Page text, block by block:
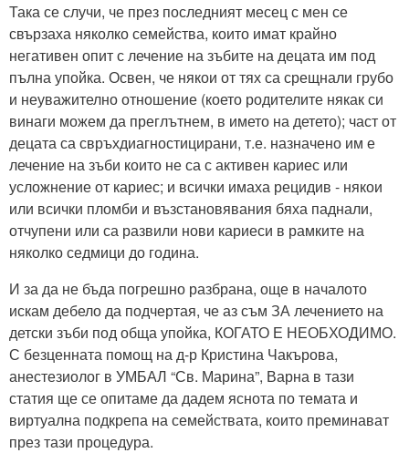
Така се случи, че през последният месец с мен се
свързаха няколко семейства, които имат крайно
негативен опит с лечение на зъбите на децата им под
пълна упойка. Освен, че някои от тях са срещнали грубо
и неуважително отношение (което родителите някак си
винаги можем да преглътнем, в името на детето); част от
децата са свръхдиагностицирани, т.е. назначено им е
лечение на зъби които не са с активен кариес или
усложнение от кариес; и всички имаха рецидив - някои
или всички пломби и възстановявания бяха паднали,
отчупени или са развили нови кариеси в рамките на
няколко седмици до година.
И за да не бъда погрешно разбрана, още в началото
искам дебело да подчертая, че аз съм ЗА лечението на
детски зъби под обща упойка, КОГАТО Е НЕОБХОДИМО.
С безценната помощ на д-р Кристина Чакърова,
анестезиолог в УМБАЛ “Св. Марина”, Варна в тази
статия ще се опитаме да дадем яснота по темата и
виртуална подкрепа на семействата, които преминават
през тази процедура.